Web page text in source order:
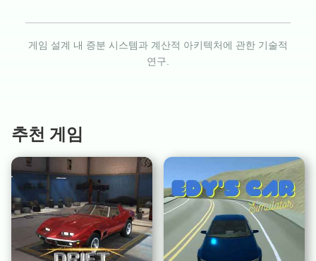
게임 설계 내 증분 시스템과 계산적 아키텍처에 관한 기술적
연구.
추천 게임